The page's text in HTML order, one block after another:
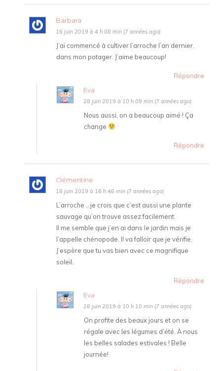
Barbara
16 juin 2019 à 4 h 08 min (7 années ago)
J’ai commencé à cultiver l’arroche l’an dernier,
dans mon potager. J’aime beaucoup!
Répondre
Eva
28 juin 2019 à 10 h 09 min (7 années ago)
Nous aussi, on a beaucoup aimé ! Ça
change
Répondre
Clémentine
18 juin 2019 à 16 h 46 min (7 années ago)
L’arroche .. je crois que c’est aussi une plante
sauvage qu’on trouve assez facilement.
Il me semble que j’en ai dans le jardin mais je
l’appelle chénopode. Il va falloir que je vérifie.
J’espère que tu vas bien avec ce magnifique
soleil.
Répondre
Eva
28 juin 2019 à 10 h 10 min (7 années ago)
On profite des beaux jours et on se
régale avec les légumes d’été. À nous
les belles salades estivales ! Belle
journée!